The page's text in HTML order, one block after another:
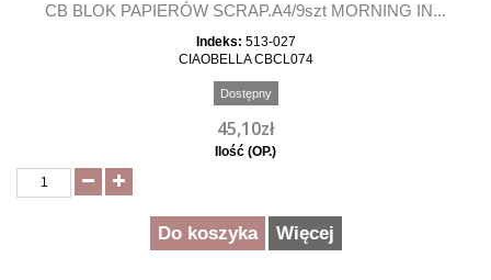
CB BLOK PAPIERÓW SCRAP.A4/9szt MORNING IN...
Indeks: 513-027
CIAOBELLA CBCL074
Dostępny
45,10zł
Ilość (OP.)
Do koszyka Więcej